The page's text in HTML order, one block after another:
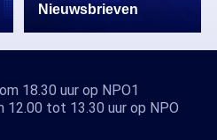
Nieuwsbrieven
18.30 uur op NPO1
12.00 tot 13.30 uur op NPO